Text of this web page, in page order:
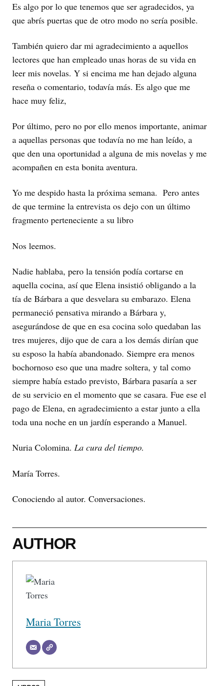
Es algo por lo que tenemos que ser agradecidos, ya
que abrís puertas que de otro modo no sería posible.
También quiero dar mi agradecimiento a aquellos
lectores que han empleado unas horas de su vida en
leer mis novelas. Y si encima me han dejado alguna
reseña o comentario, todavía más. Es algo que me
hace muy feliz,
Por último, pero no por ello menos importante, animar
a aquellas personas que todavía no me han leído, a
que den una oportunidad a alguna de mis novelas y me
acompañen en esta bonita aventura.
Yo me despido hasta la próxima semana. Pero antes
de que termine la entrevista os dejo con un último
fragmento perteneciente a su libro
Nos leemos.
Nadie hablaba, pero la tensión podía cortarse en
aquella cocina, así que Elena insistió obligando a la
tía de Bárbara a que desvelara su embarazo. Elena
permaneció pensativa mirando a Bárbara y,
asegurándose de que en esa cocina solo quedaban las
tres mujeres, dijo que de cara a los demás dirían que
su esposo la había abandonado. Siempre era menos
bochornoso eso que una madre soltera, y tal como
siempre había estado previsto, Bárbara pasaría a ser
de su servicio en el momento que se casara. Fue ese el
pago de Elena, en agradecimiento a estar junto a ella
toda una noche en un jardín esperando a Manuel.
Nuria Colomina. La cura del tiempo.
María Torres.
Conociendo al autor. Conversaciones.
AUTHOR
Maria Torres